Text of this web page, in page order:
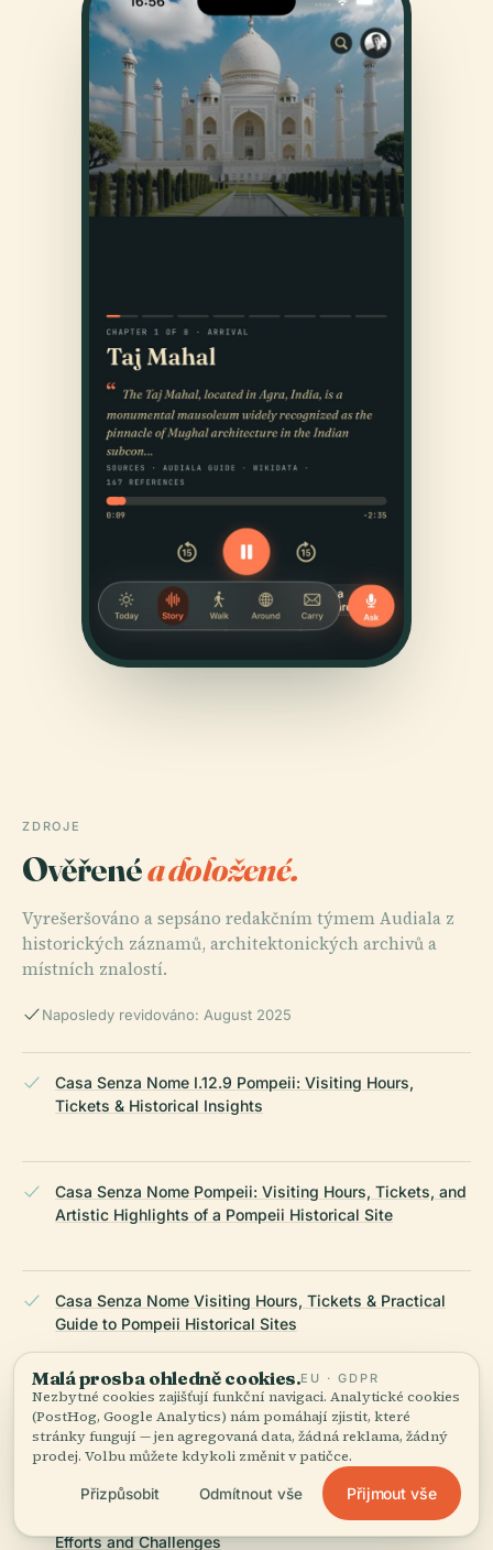
ZDROJE
Ověřenéa doložené.
Vyrešeršováno a sepsáno redakčním týmem Audiala z
historických záznamů, architektonických archivů a
místních znalostí.
Naposledy revidováno: August 2025
Casa Senza Nome I.12.9 Pompeii: Visiting Hours,
Tickets & Historical Insights
Casa Senza Nome Pompeii: Visiting Hours, Tickets, and
Artistic Highlights of a Pompeii Historical Site
Casa Senza Nome Visiting Hours, Tickets & Practical
Guide to Pompeii Historical Sites
Casa Senza Nome Pompeii: Visiting Hours, Tickets,
Preservation Challenges, and Responsible Tourism
Pompeii Archaeological Park: Preservation of Pompeii
Efforts and Challenges
Malá prosba ohledně cookies.EU · GDPR
Nezbytné cookies zajišťují funkční navigaci. Analytické cookies
(PostHog, Google Analytics) nám pomáhají zjistit, které
stránky fungují — jen agregovaná data, žádná reklama, žádný
prodej. Volbu můžete kdykoli změnit v patičce.
Přizpůsobit Odmítnout vše Přijmout vše